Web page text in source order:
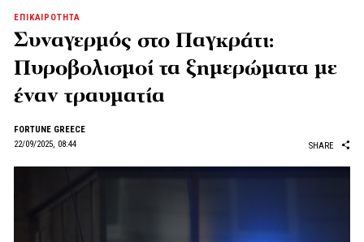
ΕΠΙΚΑΙΡΟΤΗΤΑ
Συναγερμός στο Παγκράτι:
Πυροβολισμοί τα ξημερώματα με
έναν τραυματία
FORTUNE GREECE
22/09/2025, 08:44
SHARE